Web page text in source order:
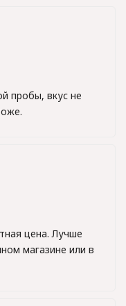
пробы, вкус не
цена. Лучше
магазине или в